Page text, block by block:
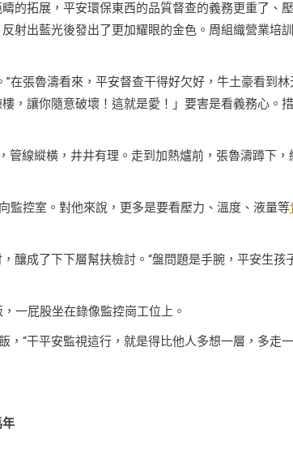
的拓展，平安環保東西的品質督查的義務更重了、
射出藍光後發出了更加耀眼的金色。周組織營業培訓
在張魯濤看來，平安督查干得好欠好，牛土豪看到林
，讓你隨意破壞！這就是愛！」要害是看義務心。
線縱橫，井井有理。走到加熱爐前，張魯濤蹲下，
監控室。對他來說，更多是要看壓力、溫度、液量等
釀成了下下層幫扶檢討。“盤問題是手腕，平安生孩
一屁股坐在錄像監控崗工位上。
，“干平安監視這行，就是得比他人多想一層，多走
年